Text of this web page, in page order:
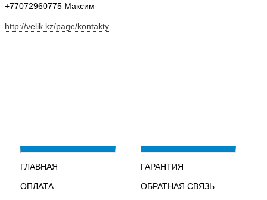
+77072960775 Максим
http://velik.kz/page/kontakty
ГЛАВНАЯ
ОПЛАТА
ГАРАНТИЯ
ОБРАТНАЯ СВЯЗЬ